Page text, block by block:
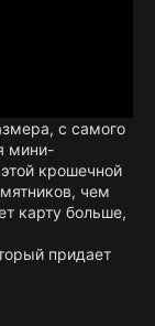
с самого
мини-
крошечной
чем
карту больше,
придает